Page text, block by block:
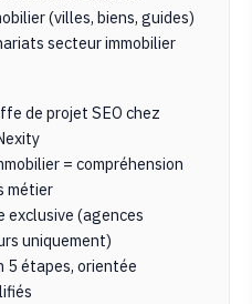
(villes, biens, guides)
secteur immobilier
de projet SEO chez
= compréhension
métier
exclusive (agences
uniquement)
5 étapes, orientée